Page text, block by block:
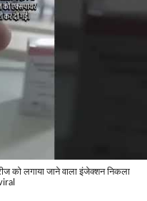
को लगाया जाने वाला इंजेक्शन निकला